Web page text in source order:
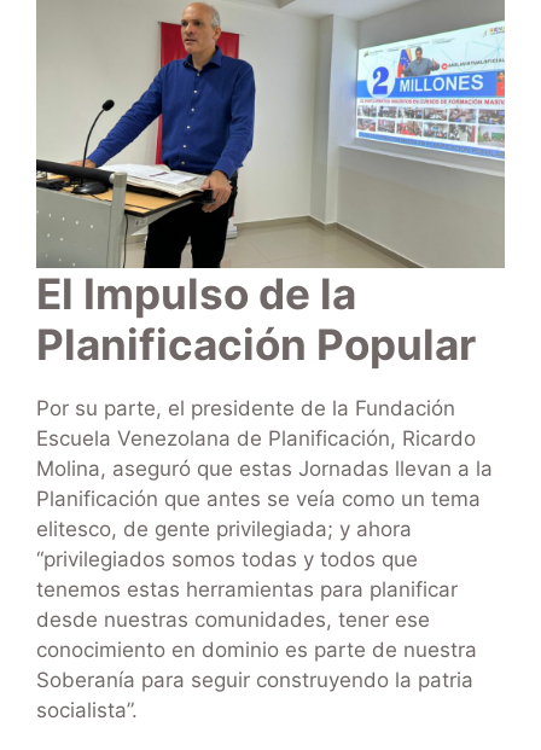
El Impulso de la
Planificación Popular
Por su parte, el presidente de la Fundación
Escuela Venezolana de Planificación, Ricardo
Molina, aseguró que estas Jornadas llevan a la
Planificación que antes se veía como un tema
elitesco, de gente privilegiada; y ahora
“privilegiados somos todas y todos que
tenemos estas herramientas para planificar
desde nuestras comunidades, tener ese
conocimiento en dominio es parte de nuestra
Soberanía para seguir construyendo la patria
socialista”.